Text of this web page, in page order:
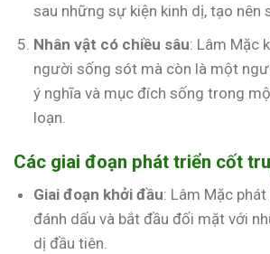
sau những sự kiện kinh dị, tạo nên
Nhân vật có chiều sâu: Lâm Mặc
người sống sót mà còn là một
ý nghĩa và mục đích sống trong
loạn.
Các giai đoạn phát triển cốt
Giai đoạn khởi đầu: Lâm Mặc
đánh dấu và bắt đầu đối mặt với
dị đầu tiên.